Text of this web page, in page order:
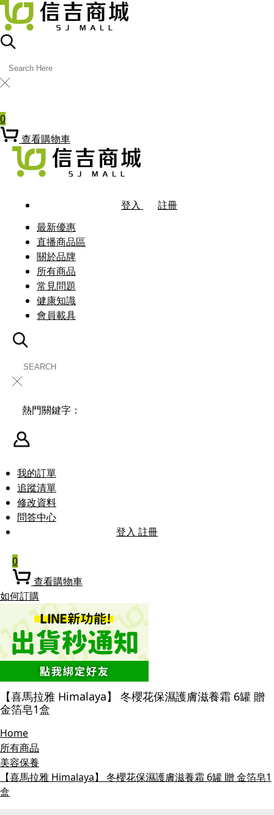
╳
0
查看購物車
登入
註冊
最新優惠
直播商品區
關於品牌
所有商品
常見問題
健康知識
會員載具
╳
熱門關鍵字：
我的訂單
追蹤清單
修改資料
問答中心
登入 註冊
0
查看購物車
如何訂購
【喜馬拉雅 Himalaya】 冬櫻花保濕護膚滋養霜 6罐 贈
金箔皂1盒
Home
所有商品
美容保養
【喜馬拉雅 Himalaya】 冬櫻花保濕護膚滋養霜 6罐 贈 金箔皂1
盒